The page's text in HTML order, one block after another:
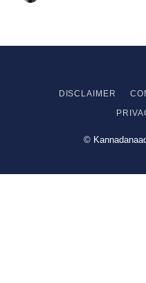
DISCLAIMER
©